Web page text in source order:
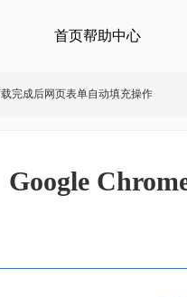
首页帮助中心
载完成后网页表单自动填充操作
Google